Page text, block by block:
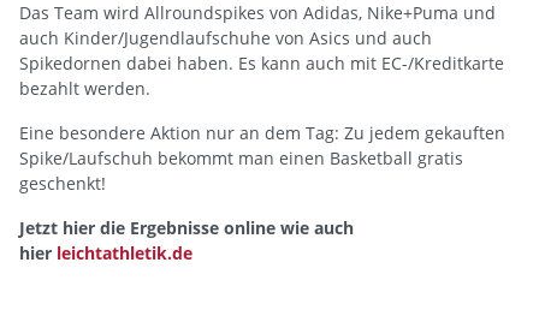
Das Team wird Allroundspikes von Adidas, Nike+Puma und
auch Kinder/Jugendlaufschuhe von Asics und auch
Spikedornen dabei haben. Es kann auch mit EC-/Kreditkarte
bezahlt werden.
Eine besondere Aktion nur an dem Tag: Zu jedem gekauften
Spike/Laufschuh bekommt man einen Basketball gratis
geschenkt!
Jetzt hier die Ergebnisse online wie auch
hier leichtathletik.de